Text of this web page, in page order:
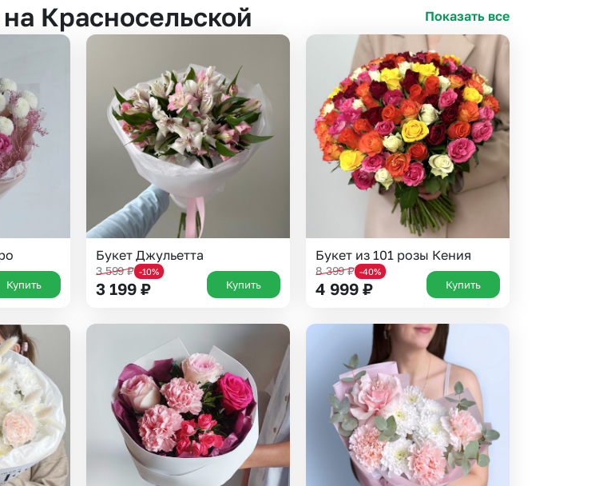
доставки
Санкт-Петербург
Красносельской Показать все
Купить
Букет Джульетта
3 599₽ -10%
3 199 ₽ Купить
Букет из 101 розы Кения
8 399₽ -40%
4 999 ₽ Купить